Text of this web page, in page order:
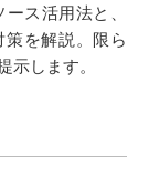
ス活用法と、
策を解説。限ら
示します。